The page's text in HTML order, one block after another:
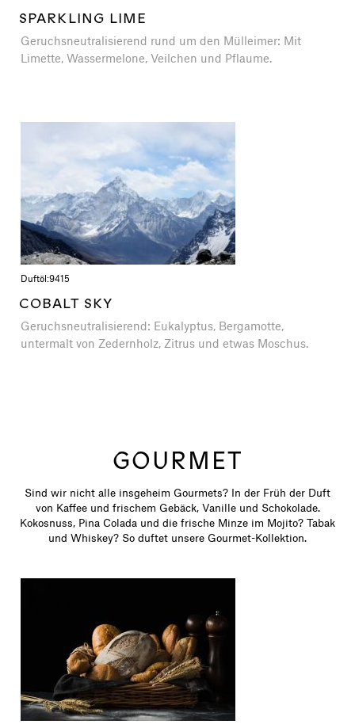
SPARKLING LIME
Geruchsneutralisierend rund um den Mülleimer: Mit
Limette, Wassermelone, Veilchen und Pflaume.
Duftöl:9415
COBALT SKY
Geruchsneutralisierend: Eukalyptus, Bergamotte,
untermalt von Zedernholz, Zitrus und etwas Moschus.
GOURMET
Sind wir nicht alle insgeheim Gourmets? In der Früh der Duft
von Kaffee und frischem Gebäck, Vanille und Schokolade.
Kokosnuss, Pina Colada und die frische Minze im Mojito? Tabak
und Whiskey? So duftet unsere Gourmet-Kollektion.